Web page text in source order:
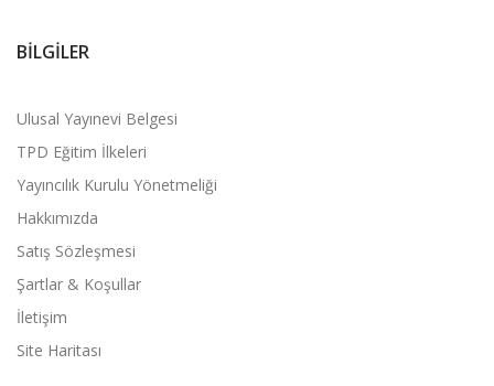
BILGILER
Ulusal Yayınevi Belgesi
TPD Eğitim İlkeleri
Yayıncılık Kurulu Yönetmeliği
Hakkımızda
Satış Sözleşmesi
Şartlar & Koşullar
İletişim
Site Haritası